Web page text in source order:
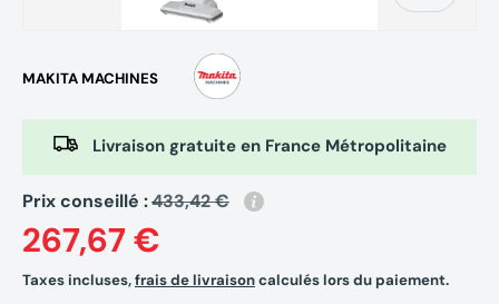
MAKITA MACHINES
Livraison gratuite en France Métropolitaine
Prix conseillé :433,42 €
267,67 €
Taxes incluses,frais de livraisoncalculés lors du paiement.